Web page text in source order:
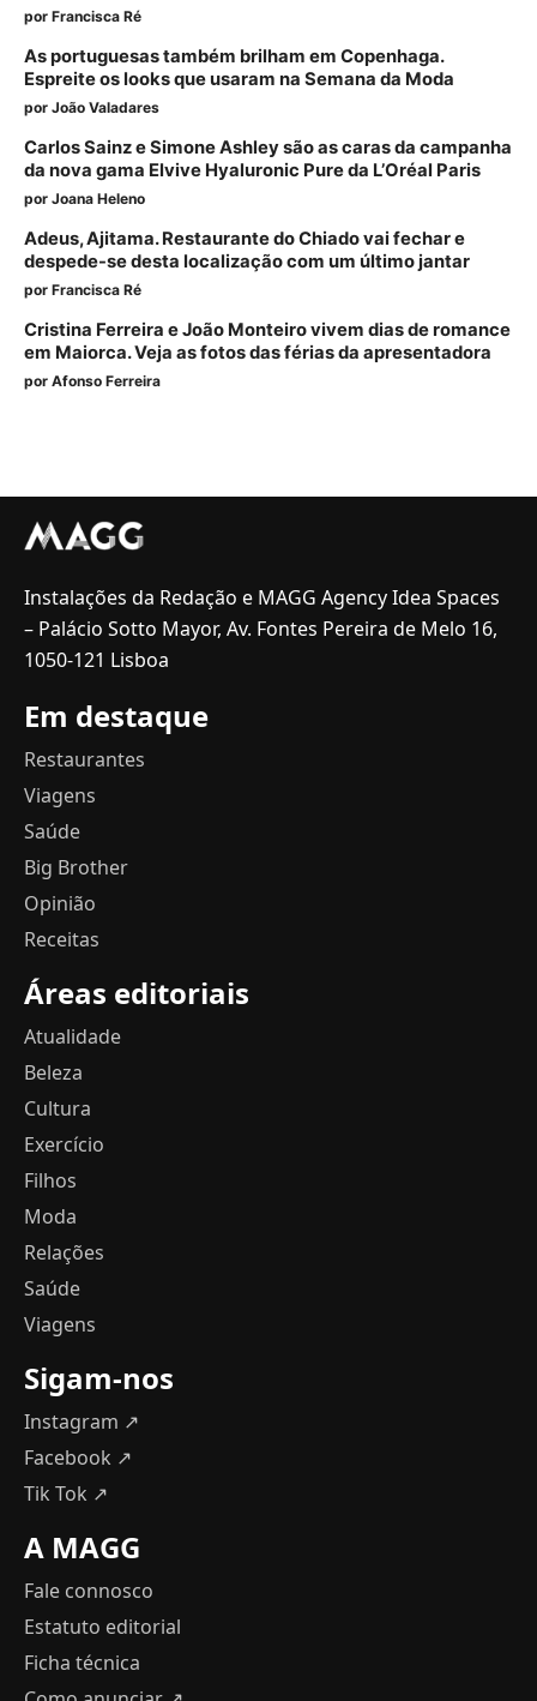
por Francisca Ré
As portuguesas também brilham em Copenhaga.
Espreite os looks que usaram na Semana da Moda
por João Valadares
Carlos Sainz e Simone Ashley são as caras da campanha
da nova gama Elvive Hyaluronic Pure da L’Oréal Paris
por Joana Heleno
Adeus, Ajitama. Restaurante do Chiado vai fechar e
despede-se desta localização com um último jantar
por Francisca Ré
Cristina Ferreira e João Monteiro vivem dias de romance
em Maiorca. Veja as fotos das férias da apresentadora
por Afonso Ferreira
Instalações da Redação e MAGG Agency Idea Spaces
– Palácio Sotto Mayor, Av. Fontes Pereira de Melo 16,
1050-121 Lisboa
Em destaque
Restaurantes
Viagens
Saúde
Big Brother
Opinião
Receitas
Áreas editoriais
Atualidade
Beleza
Cultura
Exercício
Filhos
Moda
Relações
Saúde
Viagens
Sigam-nos
Instagram ↗
Facebook ↗
Tik Tok ↗
A MAGG
Fale connosco
Estatuto editorial
Ficha técnica